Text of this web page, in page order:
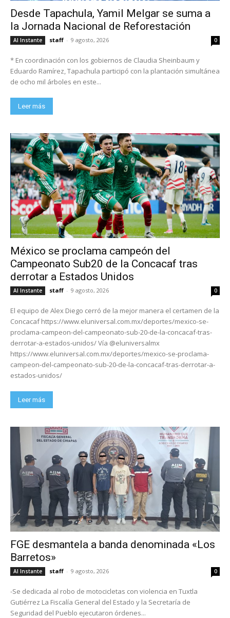
Desde Tapachula, Yamil Melgar se suma a
la Jornada Nacional de Reforestación
Al Instante staff - 9 agosto, 2026 0
* En coordinación con los gobiernos de Claudia Sheinbaum y
Eduardo Ramírez, Tapachula participó con la plantación simultánea
de ocho mil árboles en este...
Leer más
México se proclama campeón del
Campeonato Sub20 de la Concacaf tras
derrotar a Estados Unidos
Al Instante staff - 9 agosto, 2026 0
El equipo de Alex Diego cerró de la mejor manera el certamen de la
Concacaf https://www.eluniversal.com.mx/deportes/mexico-se-
proclama-campeon-del-campeonato-sub-20-de-la-concacaf-tras-
derrotar-a-estados-unidos/ Vía @eluniversalmx
https://www.eluniversal.com.mx/deportes/mexico-se-proclama-
campeon-del-campeonato-sub-20-de-la-concacaf-tras-derrotar-a-
estados-unidos/
Leer más
FGE desmantela a banda denominada «Los
Barretos»
Al Instante staff - 9 agosto, 2026 0
-Se dedicada al robo de motocicletas con violencia en Tuxtla
Gutiérrez La Fiscalía General del Estado y la Secretaría de
Seguridad del Pueblo ejecutaron órdenes...